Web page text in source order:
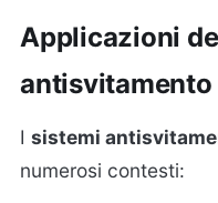
Applicazioni
antisvitamento
I sistemi
numerosi contesti: